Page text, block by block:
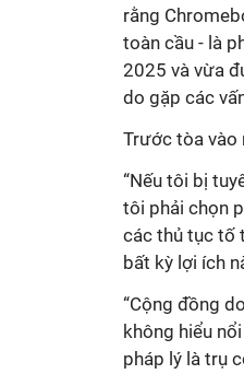
rằng
toàn cầu - là
2025 và vừa
do gặp các
Trước tòa vào
“Nếu tôi bị
tôi phải chọn
các thủ tục tố
bất kỳ lợi ích
“Cộng đồng
không hiểu
pháp lý là trụ